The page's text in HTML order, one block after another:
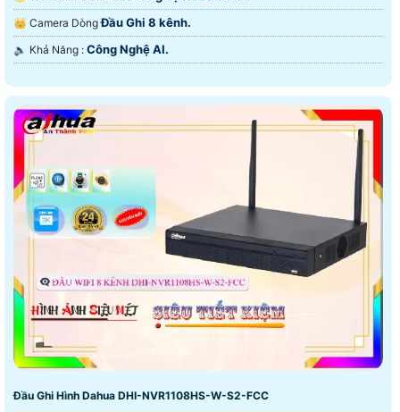
👑 Camera DòngĐầu Ghi 8 kênh.
️🔈 Khả Năng : Công Nghệ AI.
Đầu Ghi Hình Dahua DHI-NVR1108HS-W-S2-FCC